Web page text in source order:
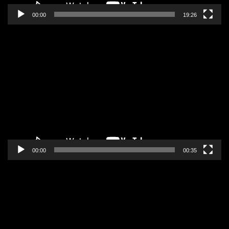
00:00 19:26
00:00 00:35